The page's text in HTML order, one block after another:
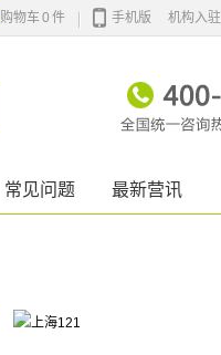
购物车0 件 手机版 机构入驻
常见问题 最新营讯